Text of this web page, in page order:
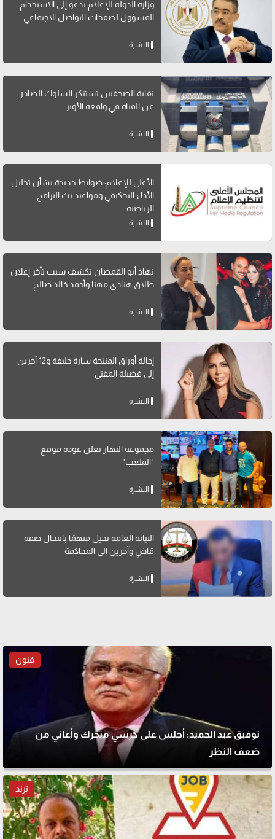
وزارة الدولة للإعلام تدعو إلى الاستخدام
المسؤول لصفحات التواصل الاجتماعي
النشرة
نقابة الصحفيين تستنكر السلوك الصادر
عن الفتاة في واقعة الأوبر
النشرة
الأعلى للإعلام: ضوابط جديدة بشأن تحليل
الأداء التحكيمي ومواعيد بث البرامج
الرياضية
النشرة
نهاد أبو القمصان تكشف سبب تأخر إعلان
طلاق هنادي مهنا وأحمد خالد صالح
النشرة
إحالة أوراق المنتجة سارة خليفة و12 آخرين
إلى فضيلة المفتي
النشرة
مجموعة النهار تعلن عودة موقع
"الملعب"
النشرة
النيابة العامة تحيل متهمًا بانتحال صفة
قاضٍ وآخرين إلى المحاكمة
النشرة
فنون
توفيق عبد الحميد: أجلس على كرسي متحرك وأعاني من
ضعف النظر
ترند